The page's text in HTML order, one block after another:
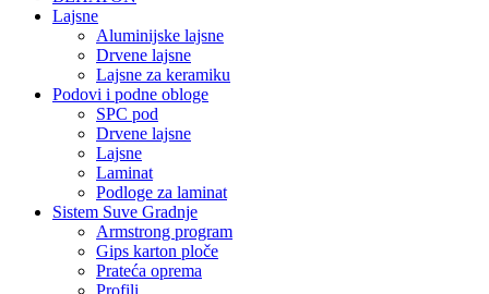
Lajsne
Aluminijske lajsne
Drvene lajsne
Lajsne za keramiku
Podovi i podne obloge
SPC pod
Drvene lajsne
Lajsne
Laminat
Podloge za laminat
Sistem Suve Gradnje
Armstrong program
Gips karton ploče
Prateća oprema